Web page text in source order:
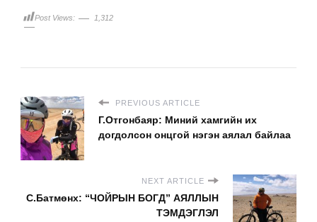
Post Views: 1,312
PREVIOUS ARTICLE
Г.Отгонбаяр: Миний хамгийн их
догдолсон онцгой нэгэн аялал байлаа
NEXT ARTICLE
С.Батмөнх: “ЧОЙРЫН БОГД” АЯЛЛЫН
ТЭМДЭГЛЭЛ